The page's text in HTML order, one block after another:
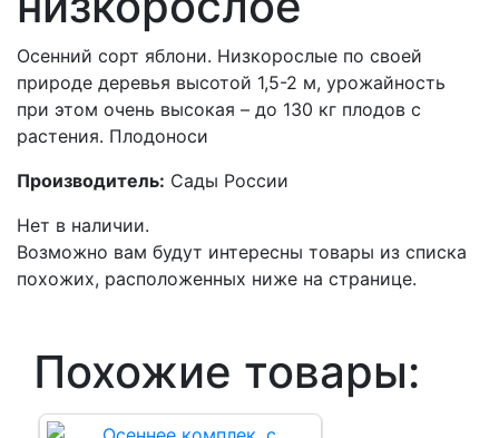
Осенний сорт яблони. Низкорослые по своей
природе деревья высотой 1,5-2 м, урожайность
при этом очень высокая – до 130 кг плодов с
растения. Плодоноси
Производитель: Сады России
Нет в наличии.
Возможно вам будут интересны товары из списка
похожих, расположенных ниже на странице.
Похожие товары: